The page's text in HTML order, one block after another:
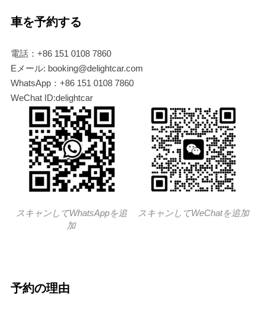
車を予約する
電話：+86 151 0108 7860
Eメール: booking@delightcar.com
WhatsApp：+86 151 0108 7860
WeChat ID:delightcar
スキャンしてWhatsAppを追
加
スキャンしてWeChatを追加
予約の理由